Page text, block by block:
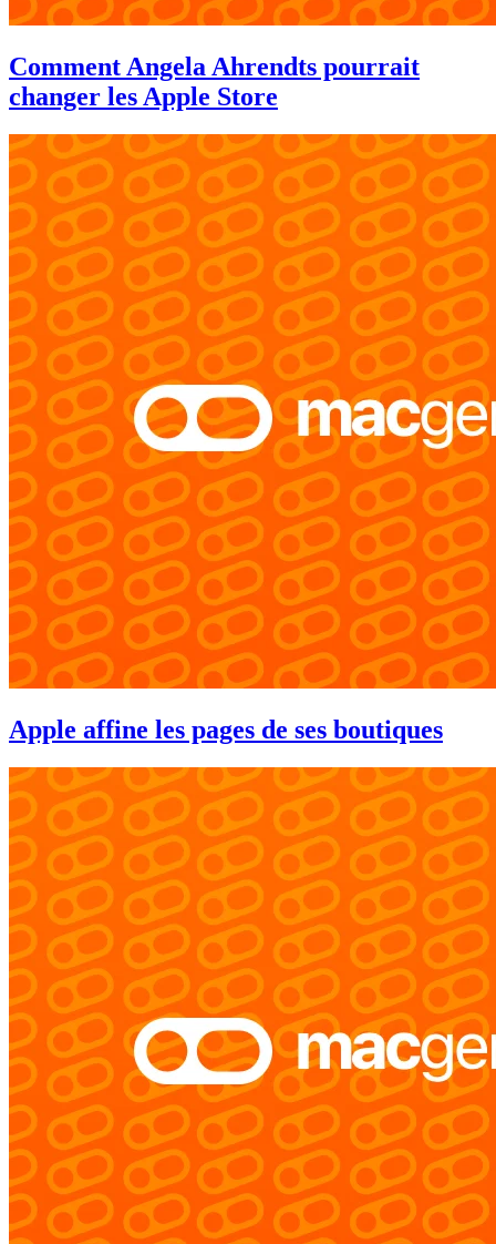
Comment Angela Ahrendts pourrait
changer les Apple Store
Apple affine les pages de ses boutiques